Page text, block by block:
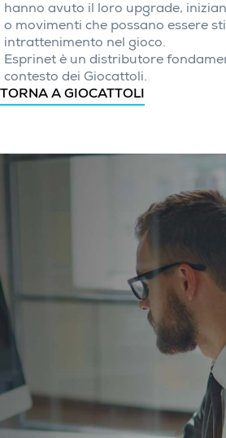
hanno avuto il loro upgrade,
o movimenti che possano essere
intrattenimento nel gioco.
Esprinet è un distributore
contesto dei Giocattoli.
TORNA A GIOCATTOLI